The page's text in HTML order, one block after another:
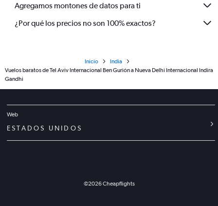
Agregamos montones de datos para ti
¿Por qué los precios no son 100% exactos?
Inicio
India
Vuelos baratos de Tel Aviv Internacional Ben Gurión a Nueva Delhi Internacional Indira
Gandhi
Web
ESTADOS UNIDOS
©2026Cheapflights